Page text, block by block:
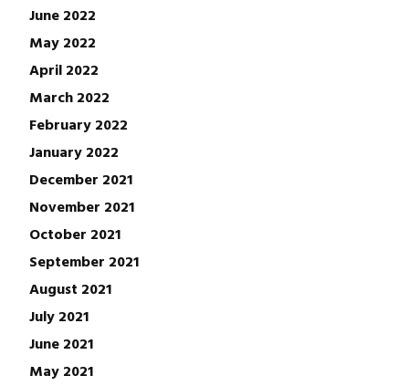
June 2022
May 2022
April 2022
March 2022
February 2022
January 2022
December 2021
November 2021
October 2021
September 2021
August 2021
July 2021
June 2021
May 2021